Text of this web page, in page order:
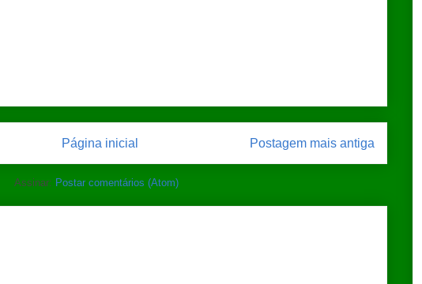
Postagem mais antiga
Página inicial
Assinar: Postar comentários (Atom)